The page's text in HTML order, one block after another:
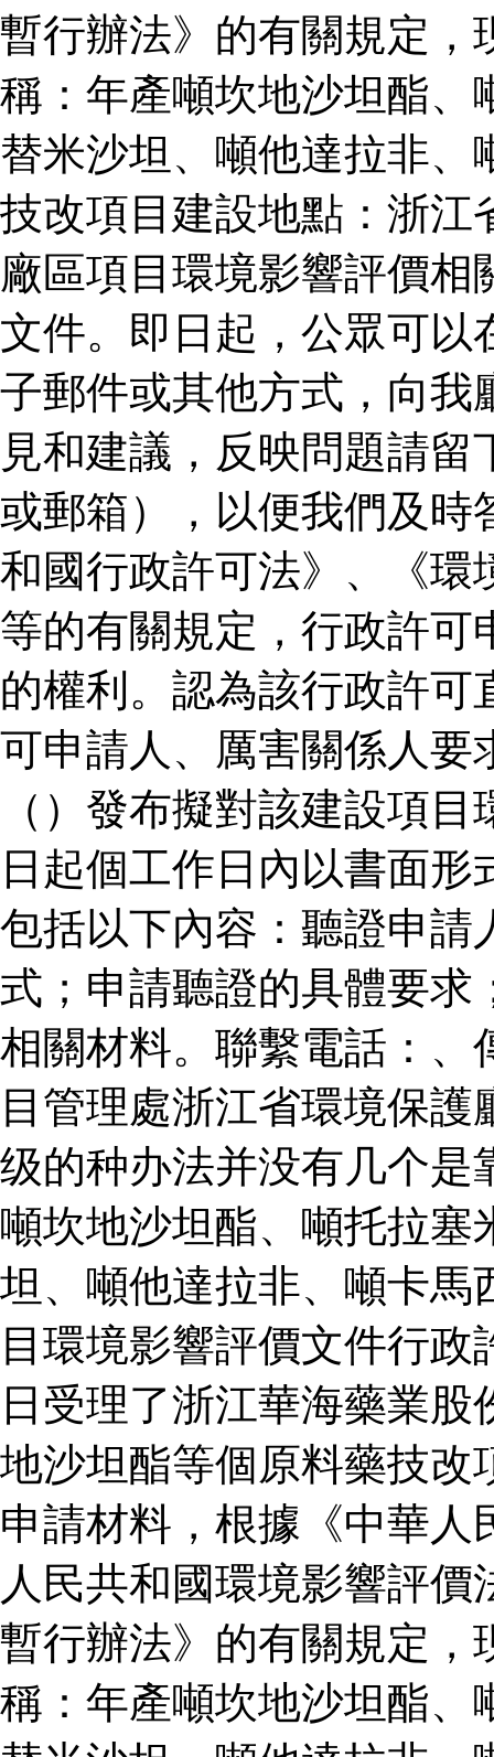
暫行辦法》的有關規定，
稱：年產噸坎地沙坦酯、
替米沙坦、噸他達拉非
技改項目建設地點：浙江
廠區項目環境影響評價
文件。即日起，公眾可以
子郵件或其他方式，向我
見和建議，反映問題請
或郵箱），以便我們及時
和國行政許可法》、《環
等的有關規定，行政許可
的權利。認為該行政許
可申請人、厲害關係人要
（）發布擬對該建設項
日起個工作日內以書面
包括以下內容：聽證申請
式；申請聽證的具體要求
相關材料。聯繫電話：、
目管理處浙江省環境保護
级的种办法并没有几个
噸坎地沙坦酯、噸托拉塞
坦、噸他達拉非、噸卡馬
目環境影響評價文件行
日受理了浙江華海藥業
地沙坦酯等個原料藥技改
申請材料，根據《中華
人民共和國環境影響評
暫行辦法》的有關規定，
稱：年產噸坎地沙坦酯、